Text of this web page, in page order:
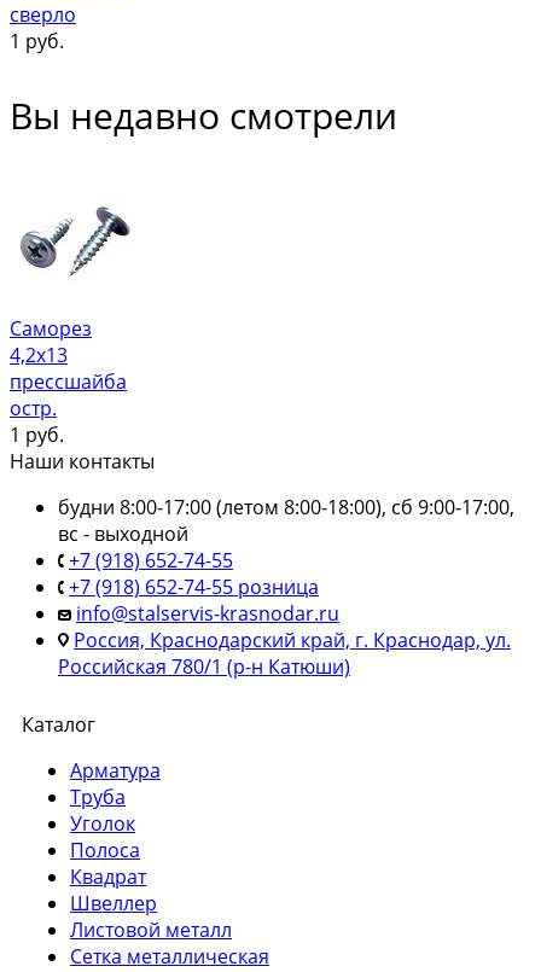
сверло
1 руб.
Вы недавно смотрели
Саморез
4,2х13
прессшайба
остр.
1 руб.
Наши контакты
будни 8:00-17:00 (летом 8:00-18:00), сб 9:00-17:00,
вс - выходной
+7 (918) 652-74-55
+7 (918) 652-74-55 розница
info@stalservis-krasnodar.ru
Россия, Краснодарский край, г. Краснодар, ул.
Российская 780/1 (р-н Катюши)
Каталог
Арматура
Труба
Уголок
Полоса
Квадрат
Швеллер
Листовой металл
Сетка металлическая